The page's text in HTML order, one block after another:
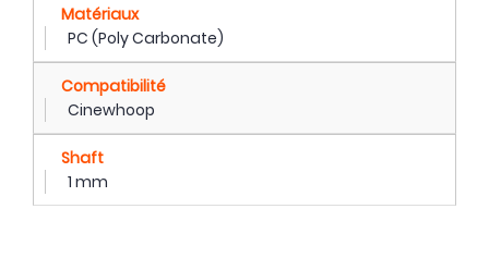
Matériaux
PC (Poly Carbonate)
Compatibilité
Cinewhoop
Shaft
1 mm